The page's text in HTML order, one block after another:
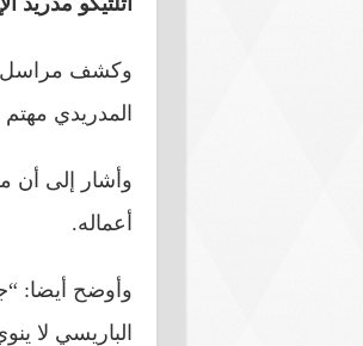
المدريدي
وأشار إلى أن
أعماله.
وأوضح أيضا:
الباريسي لا